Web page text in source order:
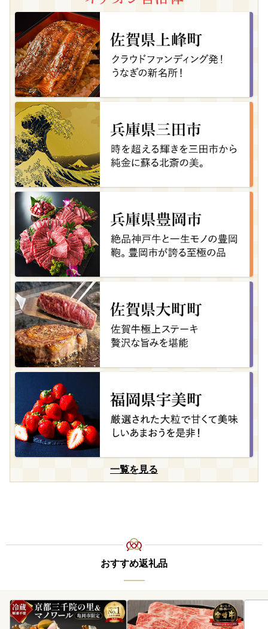
一覧を見る
おすすめ返礼品